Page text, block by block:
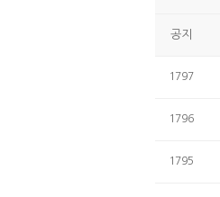
공지
1797
1796
1795